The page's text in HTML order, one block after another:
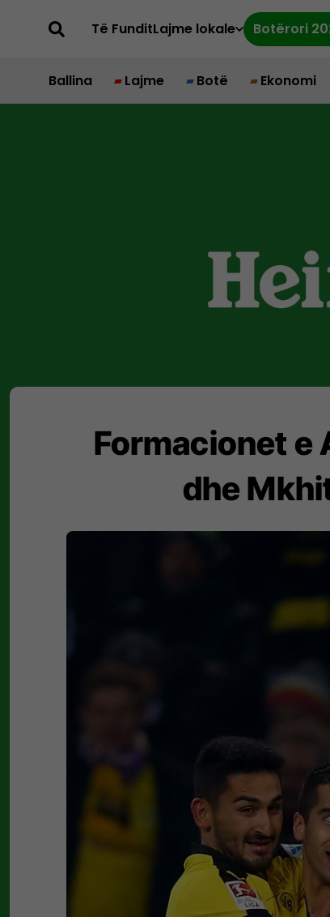
Të FunditLajme lokale Botërori
Ballina Lajme Botë Ekonomi
Formacionet e
dhe